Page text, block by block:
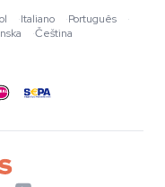
·Italiano ·Português
·
·Čeština